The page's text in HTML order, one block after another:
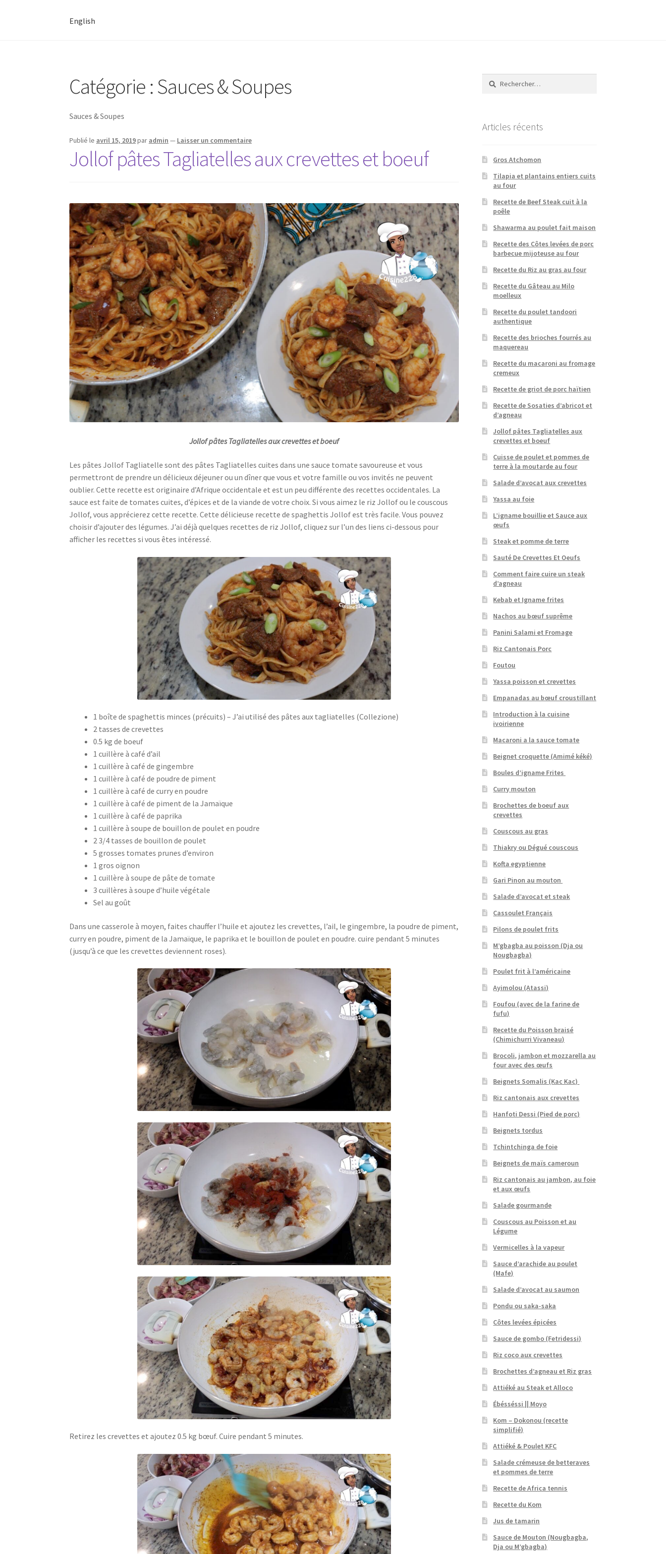
English
Catégorie :Sauces & Soupes
Sauces & Soupes
Publié le avril 15, 2019par admin — Laisser un commentaire
Jollof pâtes Tagliatelles aux crevettes et boeuf
Jollof pâtes Tagliatelles aux crevettes et boeuf
Les pâtes Jollof Tagliatelle sont des pâtes Tagliatelles cuites dans une sauce tomate savoureuse et vous
permettront de prendre un délicieux déjeuner ou un dîner que vous et votre famille ou vos invités ne peuvent
oublier. Cette recette est originaire d’Afrique occidentale et est un peu différente des recettes occidentales. La
sauce est faite de tomates cuites, d’épices et de la viande de votre choix. Si vous aimez le riz Jollof ou le couscous
Jollof, vous apprécierez cette recette. Cette délicieuse recette de spaghettis Jollof est très facile. Vous pouvez
choisir d’ajouter des légumes. J’ai déjà quelques recettes de riz Jollof, cliquez sur l’un des liens ci-dessous pour
afficher les recettes si vous êtes intéressé.
1 boîte de spaghettis minces (précuits) – J’ai utilisé des pâtes aux tagliatelles (Collezione)
2 tasses de crevettes
0.5 kg de boeuf
1 cuillère à café d’ail
1 cuillère à café de gingembre
1 cuillère à café de poudre de piment
1 cuillère à café de curry en poudre
1 cuillère à café de piment de la Jamaïque
1 cuillère à café de paprika
1 cuillère à soupe de bouillon de poulet en poudre
2 3/4 tasses de bouillon de poulet
5 grosses tomates prunes d’environ
1 gros oignon
1 cuillère à soupe de pâte de tomate
3 cuillères à soupe d’huile végétale
Sel au goût
Dans une casserole à moyen, faites chauffer l’huile et ajoutez les crevettes, l’ail, le gingembre, la poudre de piment,
curry en poudre, piment de la Jamaïque, le paprika et le bouillon de poulet en poudre. cuire pendant 5 minutes
(jusqu’à ce que les crevettes deviennent roses).
Retirez les crevettes et ajoutez 0.5 kg bœuf. Cuire pendant 5 minutes.
Rechercher :
Articles récents
Gros Atchomon
Tilapia et plantains entiers cuits
au four
Recette de Beef Steak cuit à la
poêle
Shawarma au poulet fait maison
Recette des Côtes levées de porc
barbecue mijoteuse au four
Recette du Riz au gras au four
Recette du Gâteau au Milo
moelleux
Recette du poulet tandoori
authentique
Recette des brioches fourrés au
maquereau
Recette du macaroni au fromage
cremeux
Recette de griot de porc haïtien
Recette de Sosaties d’abricot et
d’agneau
Jollof pâtes Tagliatelles aux
crevettes et boeuf
Cuisse de poulet et pommes de
terre à la moutarde au four
Salade d’avocat aux crevettes
Yassa au foie
L’igname bouillie et Sauce aux
œufs
Steak et pomme de terre
Sauté De Crevettes Et Oeufs
Comment faire cuire un steak
d’agneau
Kebab et Igname frites
Nachos au bœuf suprême
Panini Salami et Fromage
Riz Cantonais Porc
Foutou
Yassa poisson et crevettes
Empanadas au bœuf croustillant
Introduction à la cuisine
ivoirienne
Macaroni a la sauce tomate
Beignet croquette (Amimé kéké)
Boules d’igname Frites
Curry mouton
Brochettes de boeuf aux
crevettes
Couscous au gras
Thiakry ou Dégué couscous
Kofta egyptienne
Gari Pinon au mouton
Salade d’avocat et steak
Cassoulet Français
Pilons de poulet frits
M’gbagba au poisson (Dja ou
Nougbagba)
Poulet frit à l’américaine
Ayimolou (Atassi)
Foufou (avec de la farine de
fufu)
Recette du Poisson braisé
(Chimichurri Vivaneau)
Brocoli, jambon et mozzarella au
four avec des œufs
Beignets Somalis (Kac Kac)
Riz cantonais aux crevettes
Hanfoti Dessi (Pied de porc)
Beignets tordus
Tchintchinga de foie
Beignets de maïs cameroun
Riz cantonais au jambon, au foie
et aux œufs
Salade gourmande
Couscous au Poisson et au
Légume
Vermicelles à la vapeur
Sauce d’arachide au poulet
(Mafe)
Salade d’avocat au saumon
Pondu ou saka-saka
Côtes levées épicées
Sauce de gombo (Fetridessi)
Riz coco aux crevettes
Brochettes d’agneau et Riz gras
Attiéké au Steak et Alloco
Ébésséssi || Moyo
Kom – Dokonou (recette
simplifié)
Attiéké & Poulet KFC
Salade crémeuse de betteraves
et pommes de terre
Recette de Africa tennis
Recette du Kom
Jus de tamarin
Sauce de Mouton (Nougbagba,
Dja ou M’gbagba)